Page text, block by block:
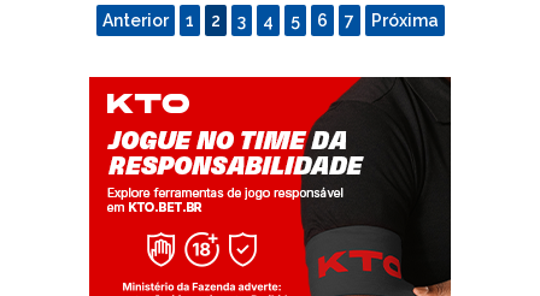
Anterior 1 2 3 4 5 6 7 Próxima